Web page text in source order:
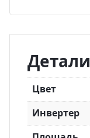
Детали
Цвет
Инвертер